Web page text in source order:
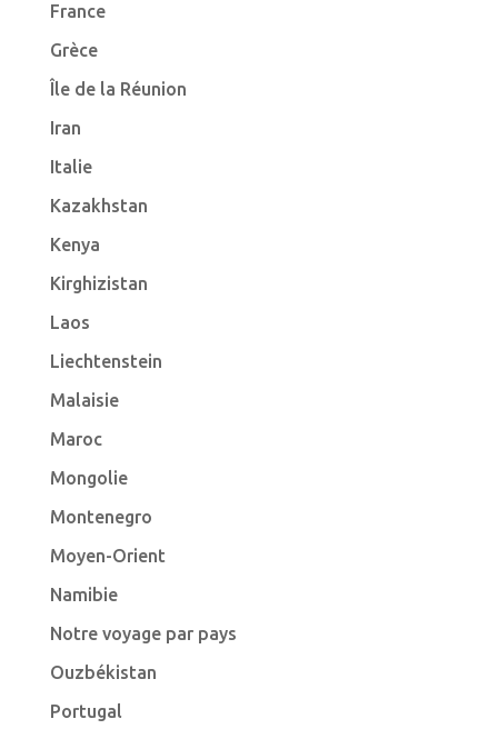
France
Grèce
Île de la Réunion
Iran
Italie
Kazakhstan
Kenya
Kirghizistan
Laos
Liechtenstein
Malaisie
Maroc
Mongolie
Montenegro
Moyen-Orient
Namibie
Notre voyage par pays
Ouzbékistan
Portugal